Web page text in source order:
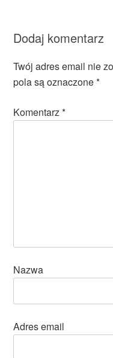
Dodaj komentarz
Twój adres email nie
pola są oznaczone*
Komentarz*
Nazwa
Adres email